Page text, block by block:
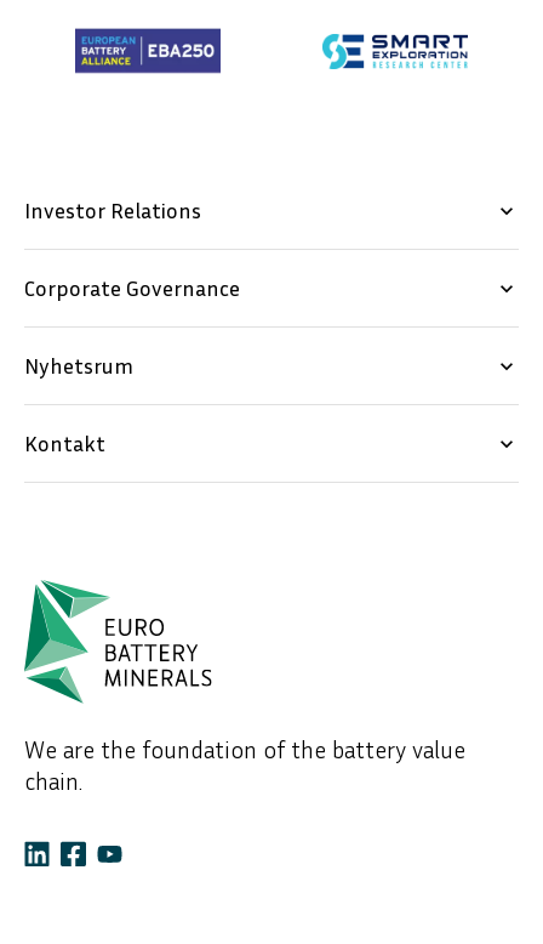
Investor Relations keyboard_arrow_down
Corporate Governance keyboard_arrow_down
Nyhetsrum keyboard_arrow_down
Kontakt keyboard_arrow_down
We are the foundation of the battery value
chain.